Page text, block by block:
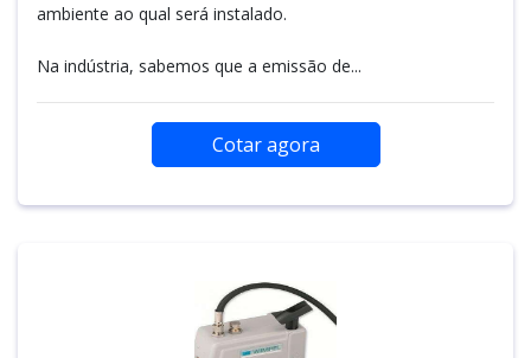
ambiente ao qual será instalado.
Na indústria, sabemos que a emissão de...
Cotar agora